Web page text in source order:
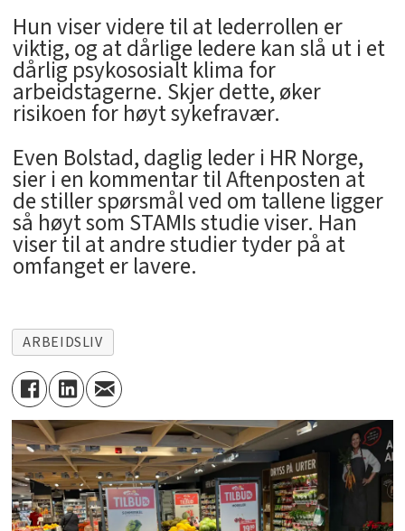
Hun viser videre til at lederrollen er
viktig, og at dårlige ledere kan slå ut i et
dårlig psykososialt klima for
arbeidstagerne. Skjer dette, øker
risikoen for høyt sykefravær.
Even Bolstad, daglig leder i HR Norge,
sier i en kommentar til Aftenposten at
de stiller spørsmål ved om tallene ligger
så høyt som STAMIs studie viser. Han
viser til at andre studier tyder på at
omfanget er lavere.
ARBEIDSLIV